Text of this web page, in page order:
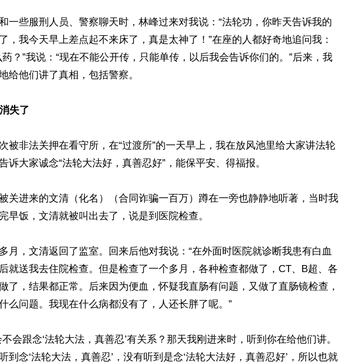
一些服刑人员、警察聊天时，林峰过来对我说：“法轮功，你昨天告诉我的
，我今天早上差点起不来床了，真是太神了！”在座的人都好奇地追问我：
？”我说：“现在不能公开传，只能单传，以后我会告诉你们的。”后来，我
给他们讲了真相，包括警察。
失了
被非法关押在看守所，在“过渡所”的一天早上，我在放风池里给大家讲法轮
诉大家诚念“法轮大法好，真善忍好”，能保平安、得福报。
关进来的文清（化名）（合同诈骗一百万）蹲在一旁也静静地听著，当时我
早饭，文清就被叫出去了，说是到医院检查。
月，文清返回了监室。回来后他对我说：“在外面时医院就诊断我患有白血
就送我去住院检查。但是检查了一个多月，各种检查都做了，CT、B超、各
了，结果都正常。后来因为便血，怀疑我直肠有问题，又做了直肠镜检查，
么问题。我现在什么病都没有了，人还长胖了呢。”
会跟念‘法轮大法，真善忍’有关系？那天我刚进来时，听到你在给他们讲。
到念‘法轮大法，真善忍’，没有听到是念‘法轮大法好，真善忍好’，所以也就